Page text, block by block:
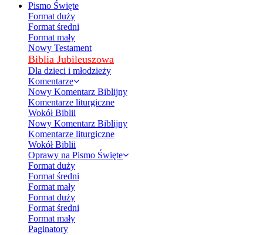
Pismo Święte
Format duży
Format średni
Format mały
Nowy Testament
Biblia Jubileuszowa
Dla dzieci i młodzieży
Komentarze
Nowy Komentarz Biblijny
Komentarze liturgiczne
Wokół Biblii
Nowy Komentarz Biblijny
Komentarze liturgiczne
Wokół Biblii
Oprawy na Pismo Święte
Format duży
Format średni
Format mały
Format duży
Format średni
Format mały
Paginatory